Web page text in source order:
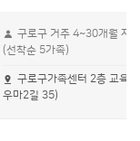
구로구 거주 4~30개월 자
(선착순 5가족)
구로구가족센터 2층 교육
우마2길 35)